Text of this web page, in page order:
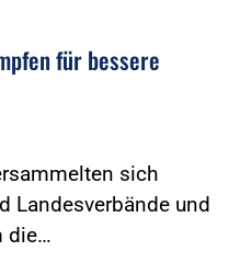
für bessere
sich
Landesverbände und
die…